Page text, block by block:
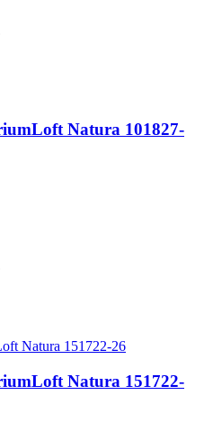
Natura 101827-
Natura 151722-